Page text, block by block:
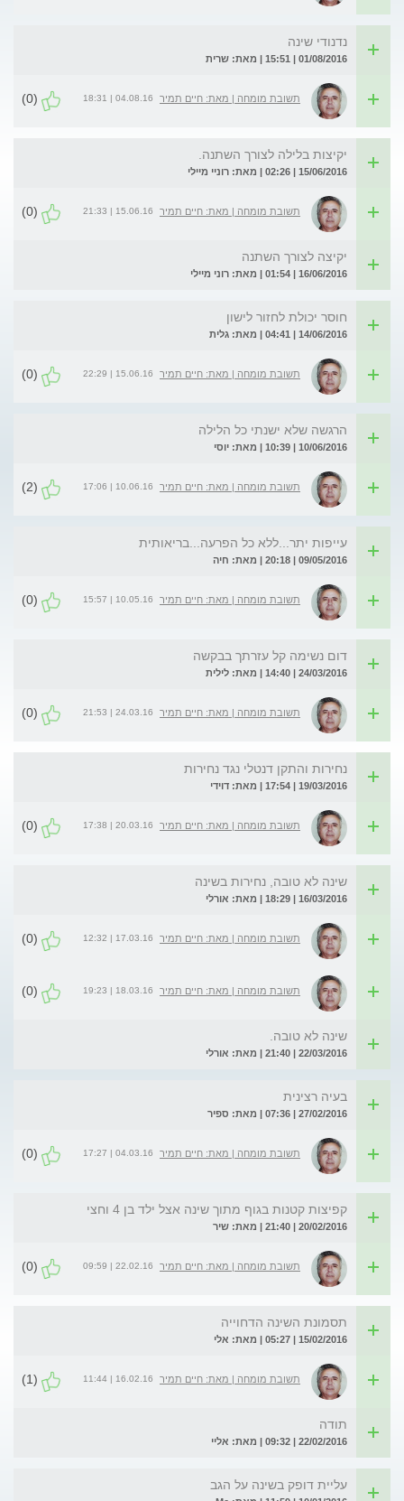
נדנודי שינה
01/08/2016 | 15:51 | מאת: שרית
תשובת מומחה | מאת: חיים תמיר 04.08.16 | 18:31
(0)
יקיצות בלילה לצורך השתנה.
15/06/2016 | 02:26 | מאת: רוניי מיילי
תשובת מומחה | מאת: חיים תמיר 15.06.16 | 21:33
(0)
יקיצה לצורך השתנה
16/06/2016 | 01:54 | מאת: רוני מיילי
חוסר יכולת לחזור לישון
14/06/2016 | 04:41 | מאת: גלית
תשובת מומחה | מאת: חיים תמיר 15.06.16 | 22:29
(0)
הרגשה שלא ישנתי כל הלילה
10/06/2016 | 10:39 | מאת: יוסי
תשובת מומחה | מאת: חיים תמיר 10.06.16 | 17:06
(2)
עייפות יתר...ללא כל הפרעה...בריאותית
09/05/2016 | 20:18 | מאת: חיה
תשובת מומחה | מאת: חיים תמיר 10.05.16 | 15:57
(0)
דום נשימה קל עזרתך בבקשה
24/03/2016 | 14:40 | מאת: לילית
תשובת מומחה | מאת: חיים תמיר 24.03.16 | 21:53
(0)
נחירות והתקן דנטלי נגד נחירות
19/03/2016 | 17:54 | מאת: דוידי
תשובת מומחה | מאת: חיים תמיר 20.03.16 | 17:38
(0)
שינה לא טובה, נחירות בשינה
16/03/2016 | 18:29 | מאת: אורלי
תשובת מומחה | מאת: חיים תמיר 17.03.16 | 12:32
(0)
תשובת מומחה | מאת: חיים תמיר 18.03.16 | 19:23
(0)
שינה לא טובה.
22/03/2016 | 21:40 | מאת: אורלי
בעיה רצינית
27/02/2016 | 07:36 | מאת: ספיר
תשובת מומחה | מאת: חיים תמיר 04.03.16 | 17:27
(0)
קפיצות קטנות בגוף מתוך שינה אצל ילד בן 4 וחצי
20/02/2016 | 21:40 | מאת: שיר
תשובת מומחה | מאת: חיים תמיר 22.02.16 | 09:59
(0)
תסמונת השינה הדחוייה
15/02/2016 | 05:27 | מאת: אלי
תשובת מומחה | מאת: חיים תמיר 16.02.16 | 11:44
(1)
תודה
22/02/2016 | 09:32 | מאת: אליי
עליית דופק בשינה על הגב